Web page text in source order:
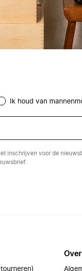
Ik houd van
inschrijven voor de